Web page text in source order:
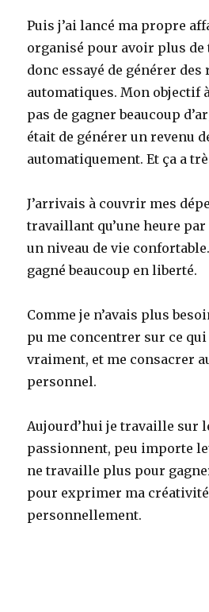
Puis j’ai lancé ma propre
organisé pour avoir plus de
donc essayé de générer des
automatiques. Mon objectif
pas de gagner beaucoup
était de générer un revenu
automatiquement. Et ça a
J’arrivais à couvrir mes
travaillant qu’une heure par
un niveau de vie
gagné beaucoup en liberté.
Comme je n’avais plus
pu me concentrer sur ce
vraiment, et me consacrer
personnel.
Aujourd’hui je travaille sur
passionnent, peu importe
ne travaille plus pour
pour exprimer ma
personnellement.